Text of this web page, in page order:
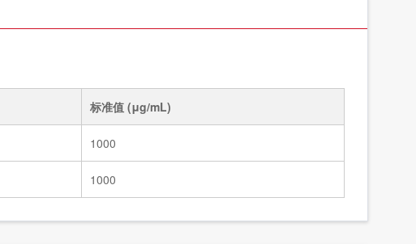
标准值 (μg/mL)
1000
1000